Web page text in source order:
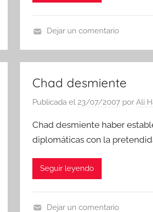
i
c
a
s
Dejar un comentario
Chad desmiente
Publicada el 23/07/2007 porAli
Chad desmiente haber
diplomáticas con la
Seguir leyendo
Dejar un comentario